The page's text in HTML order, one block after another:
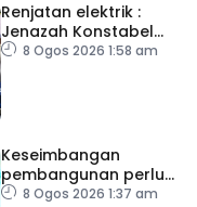
Renjatan elektrik :
Jenazah Konstabel
Muhammad Raimi
8 Ogos 2026 1:58 am
Keseimbangan
pembangunan perlu
ambil kira lokasi tumpuan
8 Ogos 2026 1:37 am